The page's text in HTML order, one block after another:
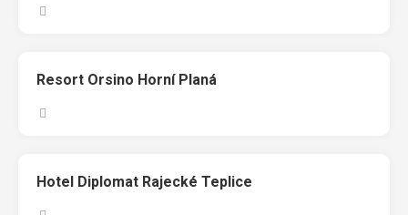
Resort Orsino Horní Planá
Hotel Diplomat Rajecké Teplice